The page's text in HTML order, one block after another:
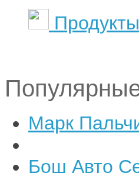
Продукты
Марк
Бош Авто